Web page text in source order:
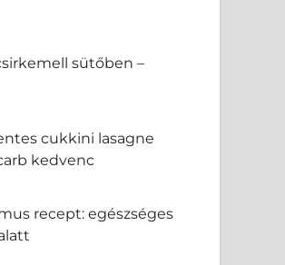
sütőben –
cukkini lasagne
kedvenc
recept: egészséges